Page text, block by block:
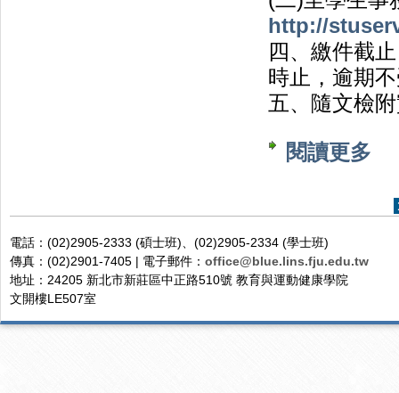
http://
四、繳件截
時止，逾期
五、隨文檢
閱讀更多
電話：(02)2905-2333 (碩士班)、(02)2905-2334 (學士班)
傳真：(02)2901-7405 | 電子郵件： office@blue.lins.fju.edu.tw
地址：24205 新北市新莊區中正路510號 教育與運動健康學院
文開樓LE507室